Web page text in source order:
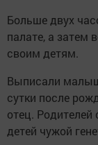
Больше двух
палате, а затем
своим детям.
Выписали
сутки после
отец.
детей чужой